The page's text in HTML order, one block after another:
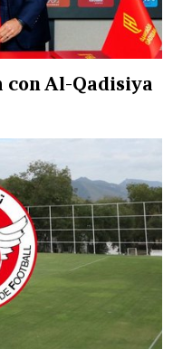
con Al-Qadisiya